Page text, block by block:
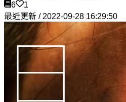
6
1
最近更新 / 2022-09-28 16:29:50